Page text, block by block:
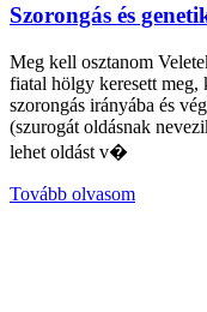
Szorongás és
Meg kell osztanom
fiatal hölgy keresett
szorongás irányába és
(szurogát oldásnak
lehet oldást v�
Tovább olvasom